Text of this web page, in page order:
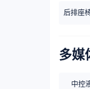
后排座
多媒
中控